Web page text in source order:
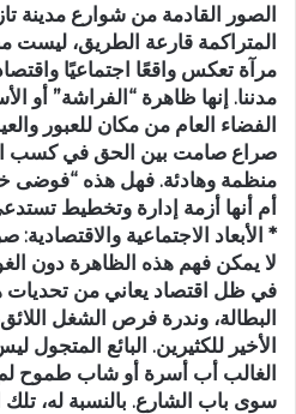
ن
ي
ا
الصور القادمة من شوارع مدينة
المتراكمة قارعة الطريق،
مرآة تعكس واقعًا اجتماعيًا
مدننا. إنها ظاهرة “الفراشة” أو
الفضاء العام من مكان للعبور
صراع صامت بين الحق في كسب
منظمة وهادئة. فهل هذه “فوضى
أم أنها أزمة إدارة وتخطيط
* الأبعاد الاجتماعية والاقتصادية:
لا يمكن فهم هذه الظاهرة دون
في ظل اقتصاد يعاني من تحديات
البطالة، وندرة فرص الشغل
الأخير للكثيرين. البائع
الغالب أب أسرة أو شاب طموح لم
سوى باب الشارع. بالنسبة له، تلك